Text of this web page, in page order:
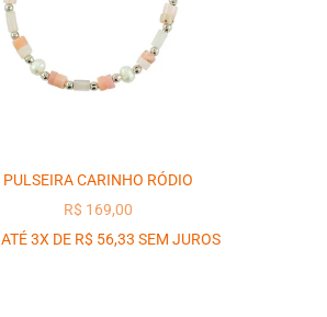
PULSEIRA CARINHO RÓDIO
PREÇO PROMOCIONAL
R$ 169,00
3X DE R$ 56,33 SEM JUROS